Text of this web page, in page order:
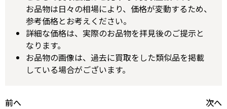
お品物は日々の相場により、価格が変動するため、
参考価格とお考えください。
詳細な価格は、実際のお品物を拝見後のご提示と
なります。
お品物の画像は、過去に買取をした類似品を掲載
している場合がございます。
前へ 次へ